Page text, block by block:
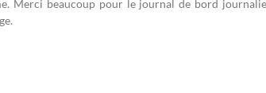
Merci beaucoup pour le journal de bord